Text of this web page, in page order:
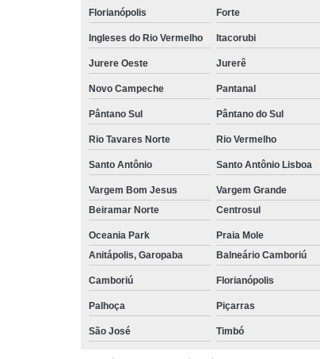
Florianópolis Forte
Ingleses do Rio Vermelho Itacorubi
Jurere Oeste Jurerê
Novo Campeche Pantanal
Pântano Sul Pântano do Sul
Rio Tavares Norte Rio Vermelho
Santo Antônio Santo Antônio Lisboa
Vargem Bom Jesus Vargem Grande
Beiramar Norte
Centrosul
Oceania Park Praia Mole
Anitápolis, Garopaba
Balneário Camboriú
Camboriú Florianópolis
Palhoça Piçarras
São José Timbó